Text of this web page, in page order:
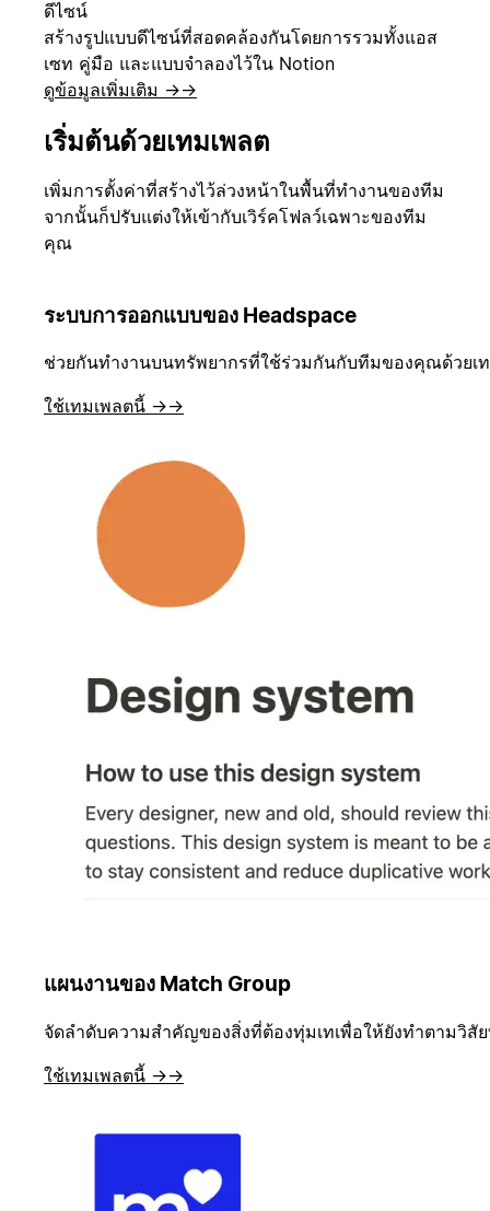
ดีไซน์
สร้างรูปแบบดีไซน์ที่สอดคล้องกันโดยการรวมทั้งแอส
เซท คู่มือ และแบบจำลองไว้ใน Notion
ดูข้อมูลเพิ่มเติม →→
เริ่มต้นด้วยเทมเพลต
เพิ่มการตั้งค่าที่สร้างไว้ล่วงหน้าในพื้นที่ทำงานของทีม
จากนั้นก็ปรับแต่งให้เข้ากับเวิร์คโฟลว์เฉพาะของทีม
คุณ
ระบบการออกแบบของ Headspace
ช่วยกันทำงานบนทรัพยากรที่ใช้ร่วมกันกับทีมของคุณด้วยเ
ใช้เทมเพลตนี้ →→
แผนงานของ Match Group
จัดลำดับความสำคัญของสิ่งที่ต้องทุ่มเทเพื่อให้ยังทำตามวิ
ใช้เทมเพลตนี้ →→